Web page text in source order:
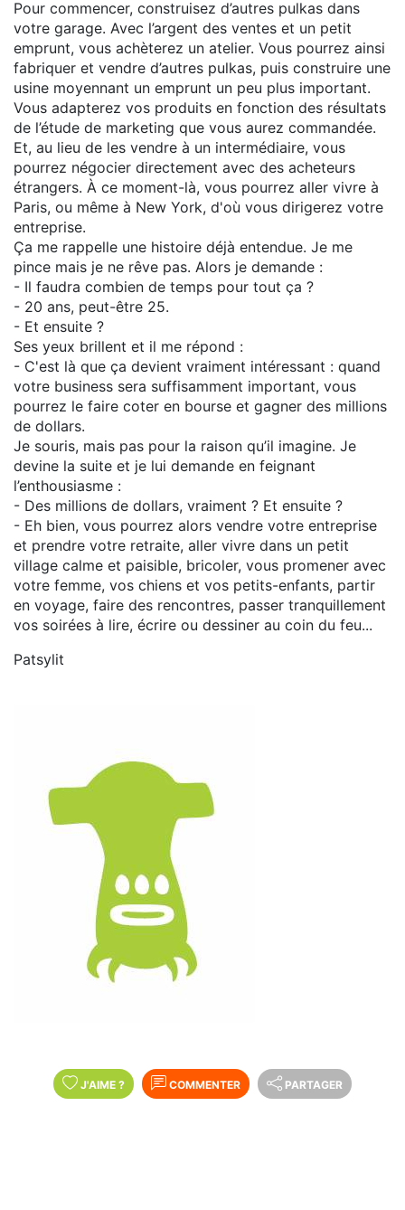
Pour commencer, construisez d’autres pulkas dans
votre garage. Avec l’argent des ventes et un petit
emprunt, vous achèterez un atelier. Vous pourrez ainsi
fabriquer et vendre d’autres pulkas, puis construire une
usine moyennant un emprunt un peu plus important.
Vous adapterez vos produits en fonction des résultats
de l’étude de marketing que vous aurez commandée.
Et, au lieu de les vendre à un intermédiaire, vous
pourrez négocier directement avec des acheteurs
étrangers. À ce moment-là, vous pourrez aller vivre à
Paris, ou même à New York, d'où vous dirigerez votre
entreprise.
Ça me rappelle une histoire déjà entendue. Je me
pince mais je ne rêve pas. Alors je demande :
- Il faudra combien de temps pour tout ça ?
- 20 ans, peut-être 25.
- Et ensuite ?
Ses yeux brillent et il me répond :
- C'est là que ça devient vraiment intéressant : quand
votre business sera suffisamment important, vous
pourrez le faire coter en bourse et gagner des millions
de dollars.
Je souris, mais pas pour la raison qu’il imagine. Je
devine la suite et je lui demande en feignant
l’enthousiasme :
- Des millions de dollars, vraiment ? Et ensuite ?
- Eh bien, vous pourrez alors vendre votre entreprise
et prendre votre retraite, aller vivre dans un petit
village calme et paisible, bricoler, vous promener avec
votre femme, vos chiens et vos petits-enfants, partir
en voyage, faire des rencontres, passer tranquillement
vos soirées à lire, écrire ou dessiner au coin du feu...
Patsylit
J'AIME ? COMMENTER PARTAGER